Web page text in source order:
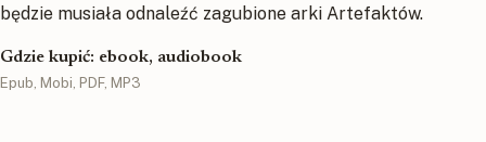
będzie musiała odnaleźć zagubione arki Artefaktów.
Gdzie kupić: ebook, audiobook
Epub, Mobi, PDF, MP3